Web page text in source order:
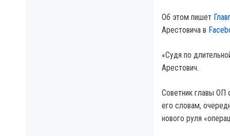
Об этом пишет
Арестовича в
«Судя по
Арестович.
Советник главы ОП
его словам,
нового руля